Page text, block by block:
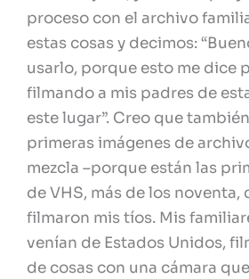
proceso con el archivo
estas cosas y decimos:
usarlo, porque esto me dice
filmando a mis padres de
este lugar”. Creo que
primeras imágenes de
mezcla –porque están las
de VHS, más de los noventa,
filmaron mis tíos. Mis
venían de Estados Unidos,
de cosas con una cámara